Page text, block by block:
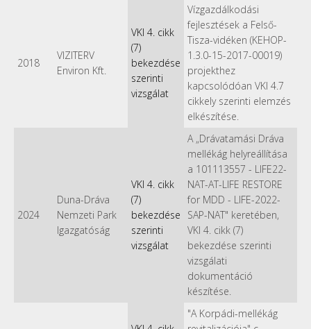
2018
VIZITERV
Environ Kft.
VKI 4. cikk
(7)
bekezdése
szerinti
vizsgálat
Vízgazdálkodási
fejlesztések a Felső-
Tisza-vidéken (KEHOP-
1.3.0-15-2017-00019)
projekthez
kapcsolódóan VKI 4.7
cikkely szerinti elemzés
elkészítése.
2024
Duna-Dráva
Nemzeti Park
Igazgatóság
VKI 4. cikk
(7)
bekezdése
szerinti
vizsgálat
A „Drávatamási Dráva
mellékág helyreállítása
a 101113557 - LIFE22-
NAT-AT-LIFE RESTORE
for MDD - LIFE-2022-
SAP-NAT" keretében,
VKI 4. cikk (7)
bekezdése szerinti
vizsgálati
dokumentáció
készítése.
"A Korpádi-mellékág